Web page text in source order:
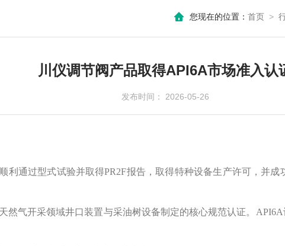
您现在的位置： 首页 >
川仪调节阀产品取得API6A市场准入认
发布时间： 2026-05-26
利通过型式试验并取得PR2F报告，取得特种设备生产许可，并
然气开采领域井口装置与采油树设备制定的核心规范认证。